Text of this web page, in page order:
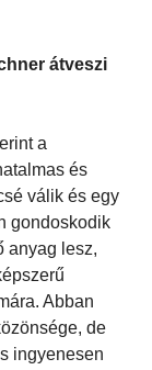
átveszi
a
és
válik és egy
gondoskodik
anyag lesz,
Abban
de
ingyenesen